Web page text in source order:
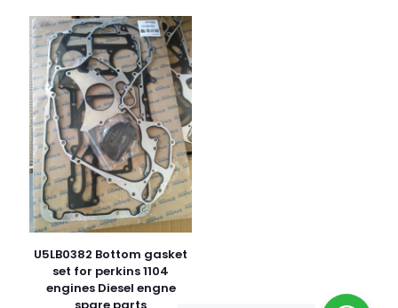
U5LB0382 Bottom gasket
set for perkins 1104
engines Diesel engne